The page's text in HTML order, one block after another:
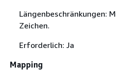
Längenbeschränkungen:
Zeichen.
Erforderlich: Ja
Mapping